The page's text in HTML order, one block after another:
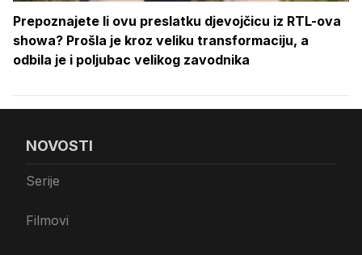
Prepoznajete li ovu preslatku djevojčicu iz RTL-ova
showa? Prošla je kroz veliku transformaciju, a
odbila je i poljubac velikog zavodnika
NOVOSTI
Serije
Filmovi